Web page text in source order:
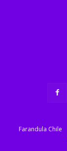
Farandula Chile